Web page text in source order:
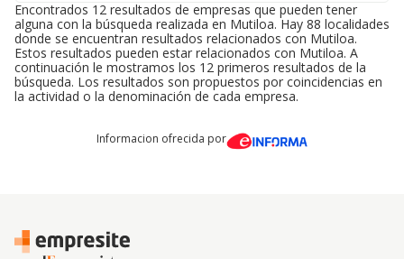
Encontrados 12 resultados de empresas que pueden tener
alguna con la búsqueda realizada en Mutiloa. Hay 88 localidades
donde se encuentran resultados relacionados con Mutiloa.
Estos resultados pueden estar relacionados con Mutiloa. A
continuación le mostramos los 12 primeros resultados de la
búsqueda. Los resultados son propuestos por coincidencias en
la actividad o la denominación de cada empresa.
Informacion ofrecida por